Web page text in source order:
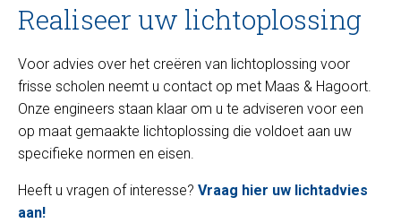
Realiseer uw lichtoplossing
Voor advies over het creëren van lichtoplossing voor
frisse scholen neemt u contact op met Maas & Hagoort.
Onze engineers staan klaar om u te adviseren voor een
op maat gemaakte lichtoplossing die voldoet aan uw
specifieke normen en eisen.
Heeft u vragen of interesse? Vraag hier uw lichtadvies
aan!